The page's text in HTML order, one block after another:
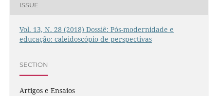
ISSUE
Vol. 13, N. 28 (2018) Dossiê: Pós-modernidade e
educação: caleidoscópio de perspectivas
SECTION
Artigos e Ensaios